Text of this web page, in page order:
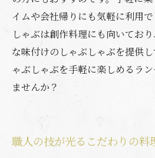
イムや会社帰りにも気軽に利用
しゃぶは創作料理にも向いてお
な味付けのしゃぶしゃぶを提供
ゃぶしゃぶを手軽に楽しめるラ
ませんか？
職人の技が光るこだわりの料